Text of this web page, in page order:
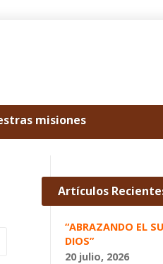
misiones
Artículos
“ABRAZANDO EL
DIOS”
20 julio, 2026